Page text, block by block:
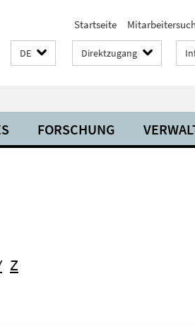
Startseite
DE Direktzugang
FORSCHUNG
Z